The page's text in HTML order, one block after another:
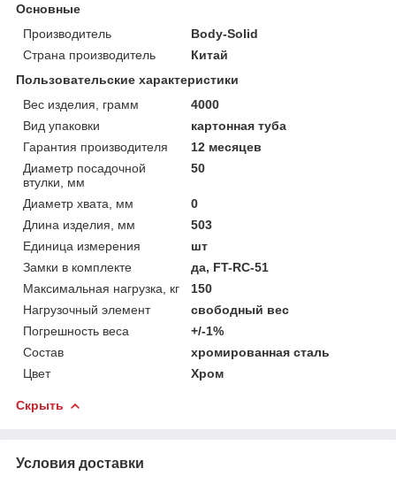
Основные
Производитель
Body-Solid
Страна производитель
Китай
Пользовательские характеристики
Вес изделия, грамм
4000
Вид упаковки
картонная туба
Гарантия производителя
12 месяцев
Диаметр посадочной
втулки, мм
50
Диаметр хвата, мм
0
Длина изделия, мм
503
Единица измерения
шт
Замки в комплекте
да, FT-RC-51
Максимальная нагрузка, кг
150
Нагрузочный элемент
свободный вес
Погрешность веса
+/-1%
Состав
хромированная сталь
Цвет
Хром
Скрыть
Условия доставки